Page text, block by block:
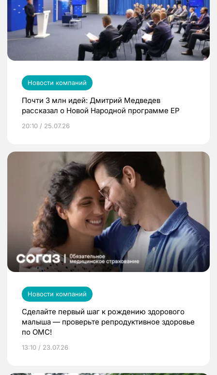
Новости компаний
Почти 3 млн идей: Дмитрий Медведев
рассказал о Новой Народной программе ЕР
20:10 / 25.07.26
Новости компаний
Сделайте первый шаг к рождению здорового
малыша — проверьте репродуктивное здоровье
по ОМС!
13:10 / 23.07.26